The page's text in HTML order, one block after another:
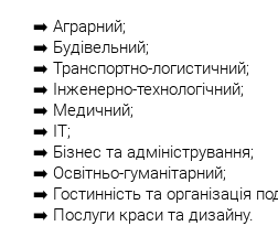
➡️ Аграрний;
➡️ Будівельний;
➡️ Транспортно-логистичний;
➡️ Інженерно-технологічний;
➡️ Медичний;
➡️ ІТ;
➡️ Бізнес та адміністрування;
➡️ Освітньо-гуманітарний;
➡️ Гостинність та організація
➡️ Послуги краси та дизайну.